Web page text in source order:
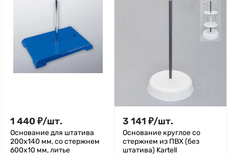
1 440 ₽/шт.
Основание для штатива
200х140 мм, со стержнем
600х10 мм, литье
3 141 ₽/шт.
Основание круглое со
стержнем из ПВХ (без
штатива) Kartell